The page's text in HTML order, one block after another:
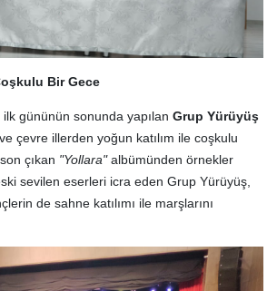
Bir Gece
ilk gününün sonunda yapılan Grup Yürüyüş
çevre illerden yoğun katılım ile coşkulu
çıkan "Yollara"albümünden örnekler
sevilen eserleri icra eden Grup Yürüyüş,
de sahne katılımı ile marşlarını